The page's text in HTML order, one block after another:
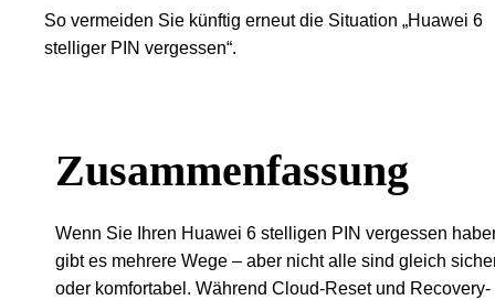
So vermeiden Sie künftig erneut die Situation „Huawei 6
stelliger PIN vergessen“.
Zusammenfassung
Wenn Sie Ihren Huawei 6 stelligen PIN vergessen
gibt es mehrere Wege – aber nicht alle sind gleich
oder komfortabel. Während Cloud-Reset und Recovery-